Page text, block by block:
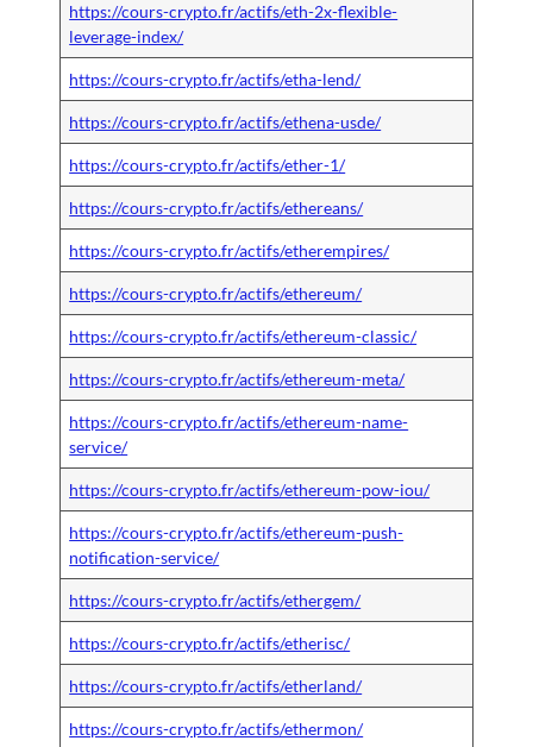
https://cours-crypto.fr/actifs/eth-2x-flexible-
leverage-index/
https://cours-crypto.fr/actifs/etha-lend/
https://cours-crypto.fr/actifs/ethena-usde/
https://cours-crypto.fr/actifs/ether-1/
https://cours-crypto.fr/actifs/ethereans/
https://cours-crypto.fr/actifs/etherempires/
https://cours-crypto.fr/actifs/ethereum/
https://cours-crypto.fr/actifs/ethereum-classic/
https://cours-crypto.fr/actifs/ethereum-meta/
https://cours-crypto.fr/actifs/ethereum-name-
service/
https://cours-crypto.fr/actifs/ethereum-pow-iou/
https://cours-crypto.fr/actifs/ethereum-push-
notification-service/
https://cours-crypto.fr/actifs/ethergem/
https://cours-crypto.fr/actifs/etherisc/
https://cours-crypto.fr/actifs/etherland/
https://cours-crypto.fr/actifs/ethermon/